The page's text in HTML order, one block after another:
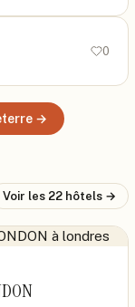
0
→
Voir les 22 hôtels →